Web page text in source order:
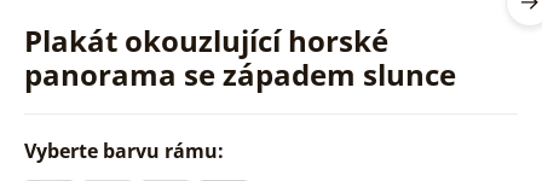
Plakát okouzlující horské
panorama se západem slunce
Vyberte barvu rámu: